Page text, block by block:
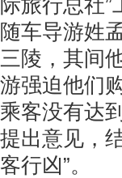
际旅行总社
随车导游姓
三陵，其间
游强迫他们
乘客没有达
提出意见，
客行凶”。